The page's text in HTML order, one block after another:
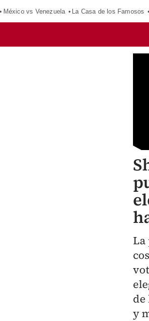
México vs Venezuela La Casa de los Famosos
La
de
y